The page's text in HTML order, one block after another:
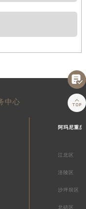
中心
阿玛尼重
江北区
涪陵区
沙坪坝区
北碚区

